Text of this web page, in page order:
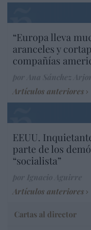
“Europa lleva
aranceles y
compañías
Artículos anteriores
EEUU.
parte de los
“socialista”
Artículos anteriores
Cartas al director